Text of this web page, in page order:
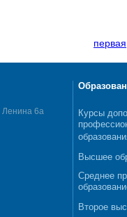
первая
Ленина 6а
Курсы
Высшее
Среднее
Второе